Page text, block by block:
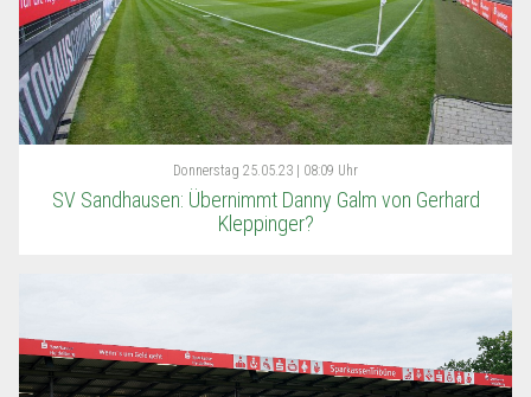
Donnerstag 25.05.23 | 08:09 Uhr
SV Sandhausen: Übernimmt Danny Galm von Gerhard
Kleppinger?